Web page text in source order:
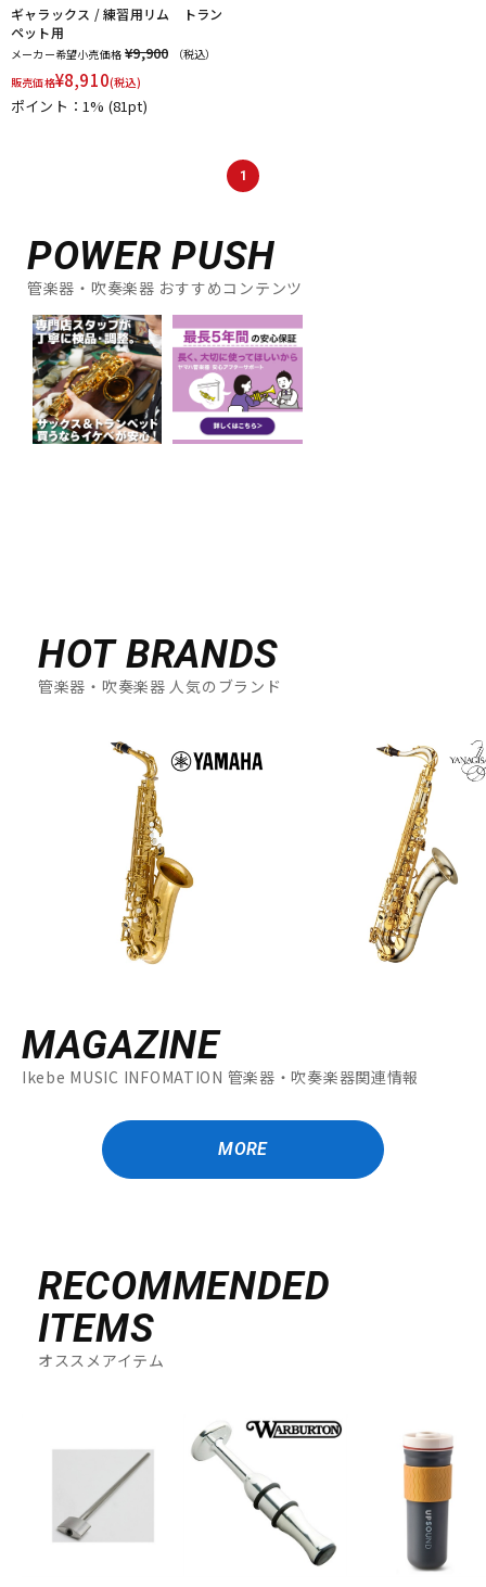
DJ機器
中古
ギャラックス / 練習用リム トラン
ペット用
メーカー希望小売価格 ¥9,900
（税込）
販売価格¥8,910(税込)
ポイント：1% (81pt)
1
POWER PUSH
管楽器・吹奏楽器 おすすめコンテンツ
HOT BRANDS
管楽器・吹奏楽器 人気のブランド
MAGAZINE
Ikebe MUSIC INFOMATION 管楽器・吹奏楽器関連情報
MORE
RECOMMENDED
ITEMS
オススメアイテム